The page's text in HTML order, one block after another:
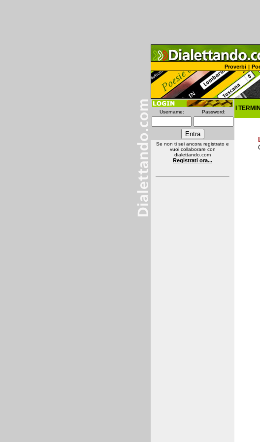
Proverbi |
Username: Password:
Se non ti sei ancora registrato e
vuoi collaborare con
dialettando.com
Registrati ora...
I